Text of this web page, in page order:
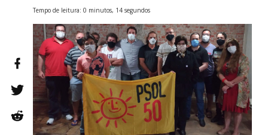
Tempo de leitura: 0 minutos, 14 segundos